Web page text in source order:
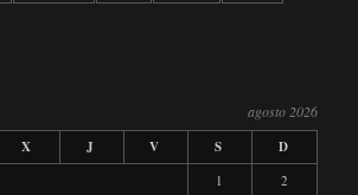
agosto 2026
X J V S D
1
2